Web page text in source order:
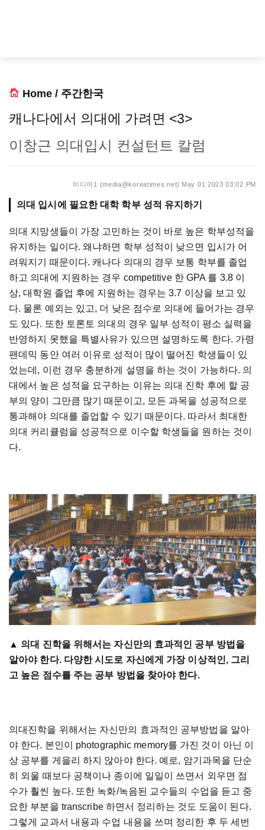
Home / 주간한국
캐나다에서 의대에 가려면 <3>
이창근 의대입시 컨설턴트 칼럼
미디어1 (media@koreatimes.net) May 01 2023 03:02 PM
의대 입시에 필요한 대학 학부 성적 유지하기
의대 지망생들이 가장 고민하는 것이 바로 높은 학부성적을
유지하는 일이다. 왜냐하면 학부 성적이 낮으면 입시가 어
려워지기 때문이다. 캐나다 의대의 경우 보통 학부를 졸업
하고 의대에 지원하는 경우 competitive 한 GPA 를 3.8 이
상, 대학원 졸업 후에 지원하는 경우는 3.7 이상을 보고 있
다. 물론 예외는 있고, 더 낮은 점수로 의대에 들어가는 경우
도 있다. 또한 토론토 의대의 경우 일부 성적이 평소 실력을
반영하지 못했을 특별사유가 있으면 설명하도록 한다. 가령
팬데믹 동안 여러 이유로 성적이 많이 떨어진 학생들이 있
었는데, 이런 경우 충분하게 설명을 하는 것이 가능하다. 의
대에서 높은 성적을 요구하는 이유는 의대 진학 후에 할 공
부의 양이 그만큼 많기 때문이고, 모든 과목을 성공적으로
통과해야 의대를 졸업할 수 있기 때문이다. 따라서 최대한
의대 커리큘럼을 성공적으로 이수할 학생들을 원하는 것이
다.
▲ 의대 진학을 위해서는 자신만의 효과적인 공부 방법을
알아야 한다. 다양한 시도로 자신에게 가장 이상적인, 그리
고 높은 점수를 주는 공부 방법을 찾아야 한다.
의대진학을 위해서는 자신만의 효과적인 공부방법을 알아
야 한다. 본인이 photographic memory를 가진 것이 아닌 이
상 공부를 게을리 하지 않아야 한다. 예로, 암기과목을 단순
히 외울 때보다 공책이나 종이에 일일이 쓰면서 외우면 점
수가 훨씬 높다. 또한 녹화/녹음된 교수들의 수업을 듣고 중
요한 부분을 transcribe 하면서 정리하는 것도 도움이 된다.
그렇게 교과서 내용과 수업 내용을 쓰며 정리한 후 두 세번